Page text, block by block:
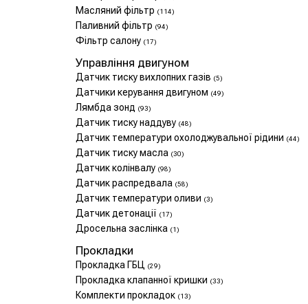
Масляний фільтр (114)
Паливний фільтр (94)
Фільтр салону (17)
Управління двигуном
Датчик тиску вихлопних газів (5)
Датчики керування двигуном (49)
Лямбда зонд (93)
Датчик тиску наддуву (48)
Датчик температури охолоджувальної рідини (44)
Датчик тиску масла (30)
Датчик колінвалу (98)
Датчик распредвала (58)
Датчик температури оливи (3)
Датчик детонації (17)
Дросельна заслінка (1)
Прокладки
Прокладка ГБЦ (29)
Прокладка клапанної кришки (33)
Комплекти прокладок (13)